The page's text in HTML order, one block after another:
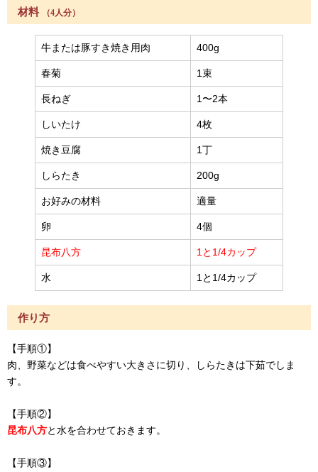
材料 （4人分）
牛または豚すき焼き用肉 400g
春菊 1束
長ねぎ 1〜2本
しいたけ 4枚
焼き豆腐 1丁
しらたき 200g
お好みの材料 適量
卵 4個
昆布八方 1と1/4カップ
水 1と1/4カップ
作り方
【手順①】
肉、野菜などは食べやすい大きさに切り、しらたきは下茹でしま
す。
【手順②】
昆布八方と水を合わせておきます。
【手順③】